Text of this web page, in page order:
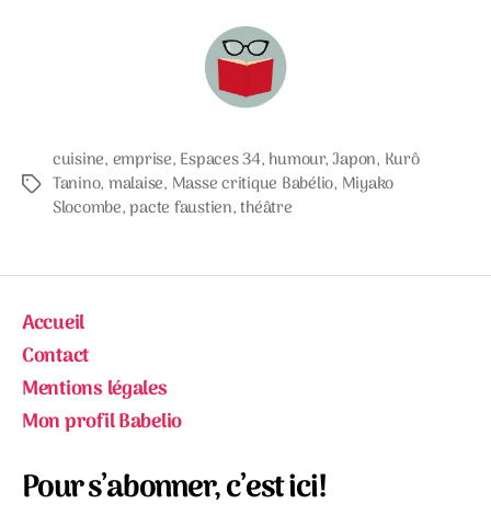
Étiquettes
cuisine, emprise, Espaces 34, humour,Japon, Kurô
Tanino, malaise, Masse critique Babélio, Miyako
Slocombe,pacte faustien,théâtre
Accueil
Contact
Mentions légales
Mon profil Babelio
Pour s’abonner, c’est ici!